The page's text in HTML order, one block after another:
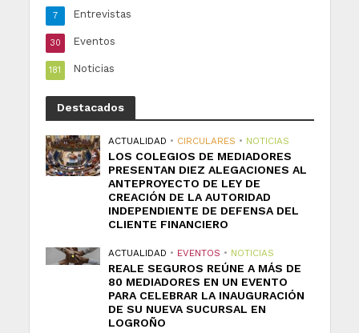
Entrevistas
7
Eventos
30
Noticias
181
Destacados
ACTUALIDAD • CIRCULARES • NOTICIAS
LOS COLEGIOS DE MEDIADORES
PRESENTAN DIEZ ALEGACIONES AL
ANTEPROYECTO DE LEY DE
CREACIÓN DE LA AUTORIDAD
INDEPENDIENTE DE DEFENSA DEL
CLIENTE FINANCIERO
ACTUALIDAD • EVENTOS • NOTICIAS
REALE SEGUROS REÚNE A MÁS DE
80 MEDIADORES EN UN EVENTO
PARA CELEBRAR LA INAUGURACIÓN
DE SU NUEVA SUCURSAL EN
LOGROÑO